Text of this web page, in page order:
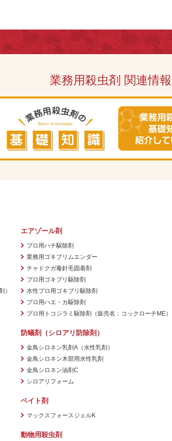
業務用殺虫剤 関連情報
）
エアゾール剤
プロ用ハチ駆除剤
業務用ゴキブリムエンダー
チャドクガ毒針毛固着剤
プロ用ゴキブリ駆除剤
水性プロ用ゴキブリ駆除剤
プロ用ハエ・カ駆除剤
プロ用トコジラミ駆除剤（販売名：コックローチME）
防蟻剤（シロアリ防除剤）
金鳥シロネン乳剤A（水性乳剤）
金鳥シロネン木部用水性乳剤
金鳥シロネン油剤C
シロアリフォーム
ベイト剤
マックスフォースジェルK
動物用殺虫剤